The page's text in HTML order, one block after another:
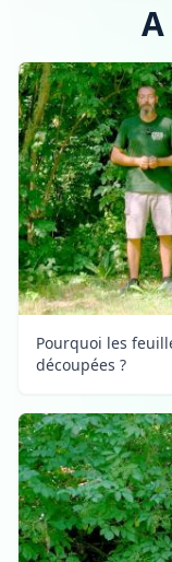
Pourquoi les
découpées ?